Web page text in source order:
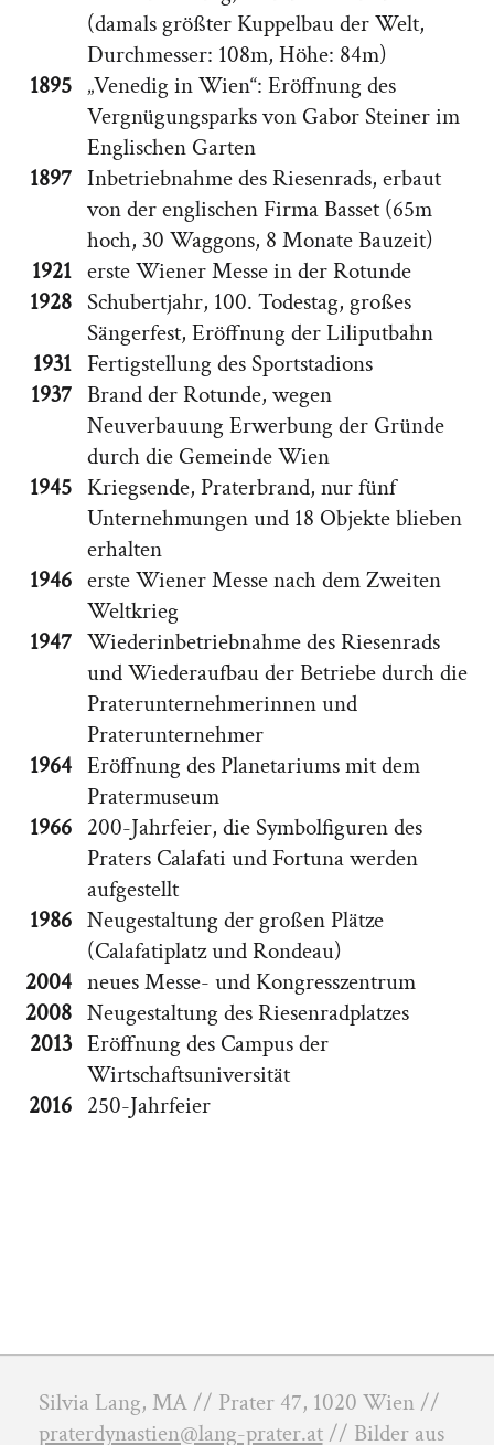
(damals größter Kuppelbau der Welt,
Durchmesser: 108m, Höhe: 84m)
1895 „Venedig in Wien“: Eröffnung des
Vergnügungsparks von Gabor Steiner im
Englischen Garten
1897 Inbetriebnahme des Riesenrads, erbaut
von der englischen Firma Basset (65m
hoch, 30 Waggons, 8 Monate Bauzeit)
1921 erste Wiener Messe in der Rotunde
1928 Schubertjahr, 100. Todestag, großes
Sängerfest, Eröffnung der Liliputbahn
1931 Fertigstellung des Sportstadions
1937 Brand der Rotunde, wegen
Neuverbauung Erwerbung der Gründe
durch die Gemeinde Wien
1945 Kriegsende, Praterbrand, nur fünf
Unternehmungen und 18 Objekte blieben
erhalten
1946 erste Wiener Messe nach dem Zweiten
Weltkrieg
1947 Wiederinbetriebnahme des Riesenrads
und Wiederaufbau der Betriebe durch die
Praterunternehmerinnen und
Praterunternehmer
1964 Eröffnung des Planetariums mit dem
Pratermuseum
1966 200-Jahrfeier, die Symbolfiguren des
Praters Calafati und Fortuna werden
aufgestellt
1986 Neugestaltung der großen Plätze
(Calafatiplatz und Rondeau)
2004 neues Messe- und Kongresszentrum
2008 Neugestaltung des Riesenradplatzes
2013 Eröffnung des Campus der
Wirtschaftsuniversität
2016 250-Jahrfeier
Silvia Lang, MA // Prater 47, 1020 Wien //
praterdynastien@lang-prater.at// Bilder aus